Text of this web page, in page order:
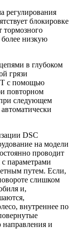
регулирования
блокировке
тормозного
более низкую
в глубоком
грязи
Т с помощью
повторном
следующем
DSC
на модели
проводит
параметрами
путем. Если,
слишком
и,
внутреннее по
направления и